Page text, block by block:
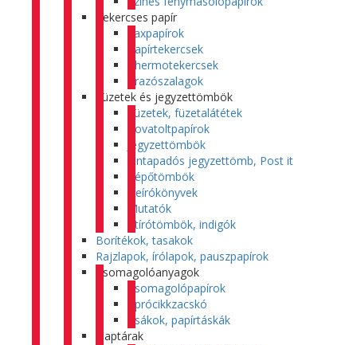
Tekercses papír
Faxpapírok
Papírtekercsek
Thermotekercsek
Árazószalagok
Füzetek és jegyzettömbök
Füzetek, füzetalátétek
Rovatoltpapírok
Jegyzettömbök
Öntapadós jegyzettömb, Post it
Tépőtömbök
Beírókönyvek
Mutatók
Átírótömbök, indigók
Borítékok, tasakok
Rajzlapok, írólapok, pauszpapírok
Csomagolóanyagok
Csomagolópapírok
Aprócikkzacskó
Zsákok, papírtáskák
Naptárak